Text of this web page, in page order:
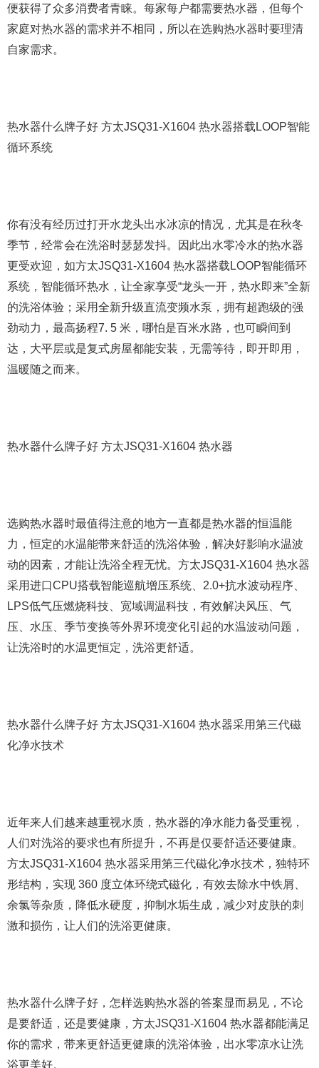
便获得了众多消费者青睐。每家每户都需要热水器，但每个
家庭对热水器的需求并不相同，所以在选购热水器时要理清
自家需求。
热水器什么牌子好 方太JSQ31-X1604 热水器搭载LOOP智能
循环系统
你有没有经历过打开水龙头出水冰凉的情况，尤其是在秋冬
季节，经常会在洗浴时瑟瑟发抖。因此出水零冷水的热水器
更受欢迎，如方太JSQ31-X1604 热水器搭载LOOP智能循环
系统，智能循环热水，让全家享受“龙头一开，热水即来”全新
的洗浴体验；采用全新升级直流变频水泵，拥有超跑级的强
劲动力，最高扬程7. 5 米，哪怕是百米水路，也可瞬间到
达，大平层或是复式房屋都能安装，无需等待，即开即用，
温暖随之而来。
热水器什么牌子好 方太JSQ31-X1604 热水器
选购热水器时最值得注意的地方一直都是热水器的恒温能
力，恒定的水温能带来舒适的洗浴体验，解决好影响水温波
动的因素，才能让洗浴全程无忧。方太JSQ31-X1604 热水器
采用进口CPU搭载智能巡航增压系统、2.0+抗水波动程序、
LPS低气压燃烧科技、宽域调温科技，有效解决风压、气
压、水压、季节变换等外界环境变化引起的水温波动问题，
让洗浴时的水温更恒定，洗浴更舒适。
热水器什么牌子好 方太JSQ31-X1604 热水器采用第三代磁
化净水技术
近年来人们越来越重视水质，热水器的净水能力备受重视，
人们对洗浴的要求也有所提升，不再是仅要舒适还要健康。
方太JSQ31-X1604 热水器采用第三代磁化净水技术，独特环
形结构，实现 360 度立体环绕式磁化，有效去除水中铁屑、
余氯等杂质，降低水硬度，抑制水垢生成，减少对皮肤的刺
激和损伤，让人们的洗浴更健康。
热水器什么牌子好，怎样选购热水器的答案显而易见，不论
是要舒适，还是要健康，方太JSQ31-X1604 热水器都能满足
你的需求，带来更舒适更健康的洗浴体验，出水零凉水让洗
浴更美好。